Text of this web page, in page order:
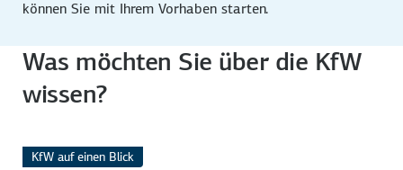
können Sie mit Ihrem Vorhaben starten.
Was möchten Sie über die KfW
wissen?
KfW auf einen Blick